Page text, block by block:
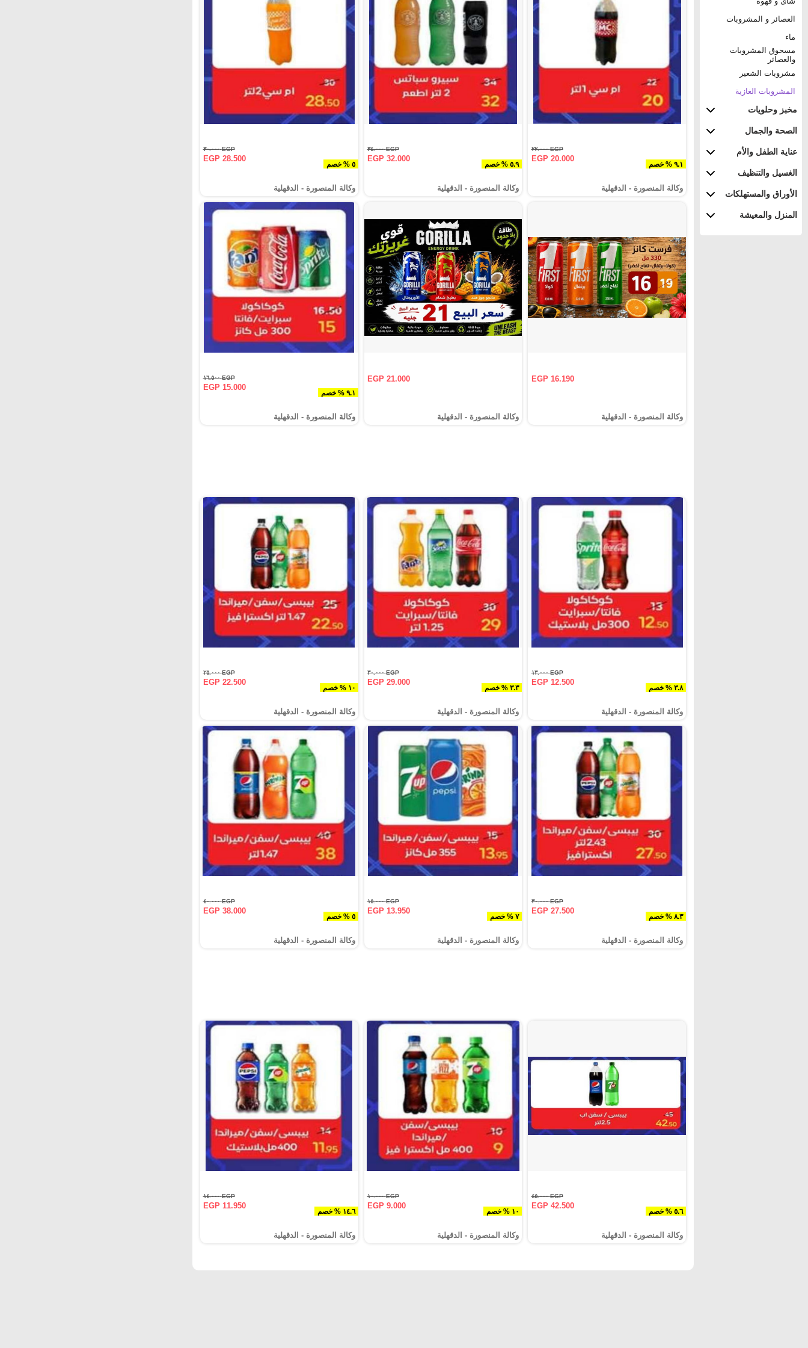
العصائر و المشروبات
ماء
مسحوق المشروبات
والعصائر
مشروبات الشعير
المشروبات الغازية
مخبز وحلويات
الصحة والجمال
عناية الطفل والأم
الغسيل والتنظيف
الأوراق والمستهلكات
المنزل والمعيشة
٩.١ % خصم
EGP ٢٢.٠٠٠
EGP 20.000
وكالة المنصورة - الدقهلية‎
٥.٩ % خصم
EGP ٣٤.٠٠٠
EGP 32.000
وكالة المنصورة - الدقهلية‎
٥ % خصم
EGP ٣٠.٠٠٠
EGP 28.500
وكالة المنصورة - الدقهلية‎
EGP 16.190
وكالة المنصورة - الدقهلية‎
EGP 21.000
وكالة المنصورة - الدقهلية‎
٩.١ % خصم
EGP ١٦.٥٠٠
EGP 15.000
وكالة المنصورة - الدقهلية‎
٣.٨ % خصم
EGP ١٣.٠٠٠
EGP 12.500
وكالة المنصورة - الدقهلية‎
٣.٣ % خصم
EGP ٣٠.٠٠٠
EGP 29.000
وكالة المنصورة - الدقهلية‎
١٠ % خصم
EGP ٢٥.٠٠٠
EGP 22.500
وكالة المنصورة - الدقهلية‎
٨.٣ % خصم
EGP ٣٠.٠٠٠
EGP 27.500
وكالة المنصورة - الدقهلية‎
٧ % خصم
EGP ١٥.٠٠٠
EGP 13.950
وكالة المنصورة - الدقهلية‎
٥ % خصم
EGP ٤٠.٠٠٠
EGP 38.000
وكالة المنصورة - الدقهلية‎
٥.٦ % خصم
EGP ٤٥.٠٠٠
EGP 42.500
وكالة المنصورة - الدقهلية‎
١٠ % خصم
EGP ١٠.٠٠٠
EGP 9.000
وكالة المنصورة - الدقهلية‎
١٤.٦ % خصم
EGP ١٤.٠٠٠
EGP 11.950
وكالة المنصورة - الدقهلية‎